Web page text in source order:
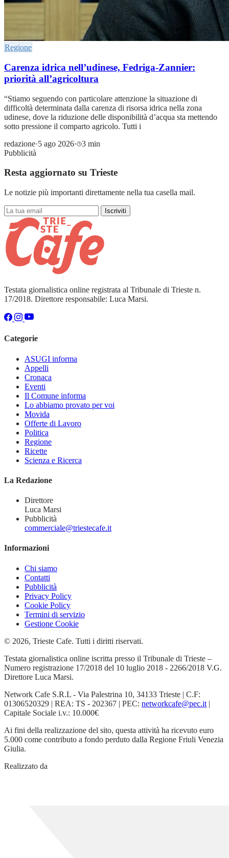
Regione
Carenza idrica nell’udinese, Fedriga-Zannier:
priorità all’agricoltura
“Stiamo seguendo con particolare attenzione la situazione di
difficoltà determinata dalla carenza di risorsa idrica nella zona
udinese, dove la riduzione delle disponibilità d’acqua sta mettendo
sotto pressione il comparto agricolo. Tutti i
redazione·5 ago 2026·
3 min
Pubblicità
Resta aggiornato su Trieste
Le notizie più importanti direttamente nella tua casella mail.
Iscriviti
Testata giornalistica online registrata al Tribunale di Trieste n.
17/2018. Direttore responsabile: Luca Marsi.
Categorie
ASUGI informa
Appelli
Cronaca
Eventi
Il Comune informa
Lo abbiamo provato per voi
Movida
Offerte di Lavoro
Politica
Regione
Ricette
Scienza e Ricerca
La Redazione
Direttore
Luca Marsi
Pubblicità
commerciale@triestecafe.it
Informazioni
Chi siamo
Contatti
Pubblicità
Privacy Policy
Cookie Policy
Termini di servizio
Gestione Cookie
© 2026, Trieste Cafe. Tutti i diritti riservati.
Testata giornalistica online iscritta presso il Tribunale di Trieste –
Numero registrazione 17/2018 del 10 luglio 2018 - 2266/2018 V.G.
Direttore Luca Marsi.
Network Cafe S.R.L - Via Palestrina 10, 34133 Trieste | C.F:
01306520329 | REA: TS - 202367 | PEC: networkcafe@pec.it |
Capitale Sociale i.v.: 10.000€
Ai fini della realizzazione del sito, questa attività ha ricevuto euro
5.000 come contributo a fondo perduto dalla Regione Friuli Venezia
Giulia.
Realizzato da